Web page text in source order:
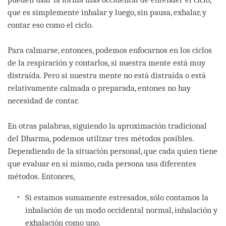
que es simplemente inhalar y luego, sin pausa, exhalar, y
contar eso como el ciclo.
Para calmarse, entonces, podemos enfocarnos en los ciclos
de la respiración y contarlos, si nuestra mente está muy
distraída. Pero si nuestra mente no está distraída o está
relativamente calmada o preparada, entones no hay
necesidad de contar.
En otras palabras, siguiendo la aproximación tradicional
del Dharma, podemos utilizar tres métodos posibles.
Dependiendo de la situación personal, que cada quien tiene
que evaluar en sí mismo, cada persona usa diferentes
métodos. Entonces,
Si estamos sumamente estresados, sólo contamos la
inhalación de un modo occidental normal, inhalación y
exhalación como uno.